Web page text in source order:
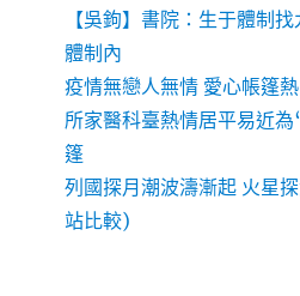
【吳鉤】書院：生于體制
體制內
疫情無戀人無情 愛心帳
所家醫科臺熱情居平易近
篷
列國探月潮波濤漸起 火星
站比較)